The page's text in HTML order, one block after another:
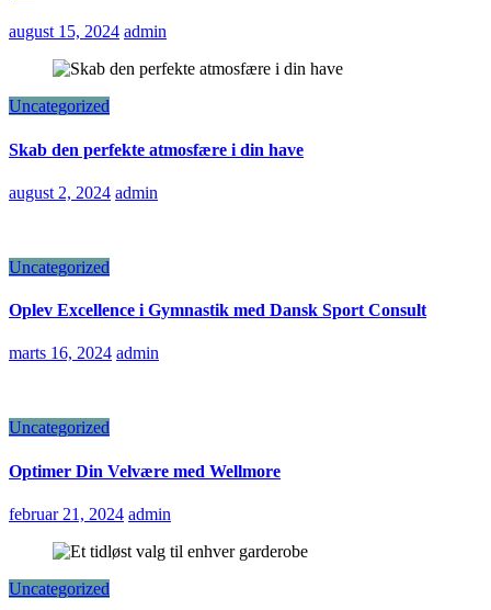
august 15, 2024 admin
Uncategorized
Skab den perfekte atmosfære i din have
august 2, 2024 admin
Uncategorized
Oplev Excellence i Gymnastik med Dansk Sport Consult
marts 16, 2024 admin
Uncategorized
Optimer Din Velvære med Wellmore
februar 21, 2024 admin
Uncategorized